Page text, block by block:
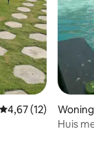
Gemiddelde
4,67 (12)
Huis